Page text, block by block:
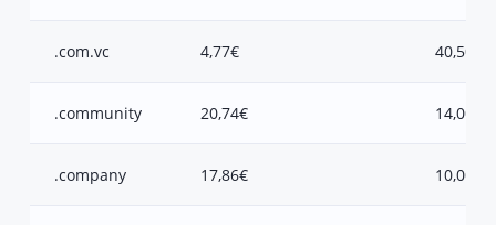
.com.vc 4,77€ 40,50€
.community 20,74€ 14,00€
.company 17,86€ 10,00€